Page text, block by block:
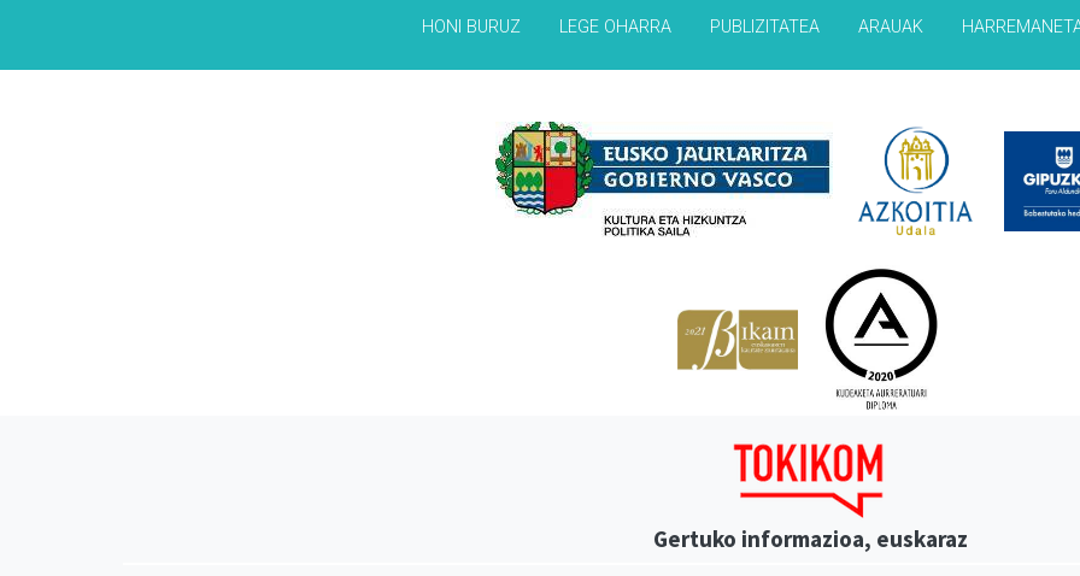
HONI BURUZ LEGE OHARRA PUBLIZITATEA ARAUAK
Gertuko informazioa, euskaraz